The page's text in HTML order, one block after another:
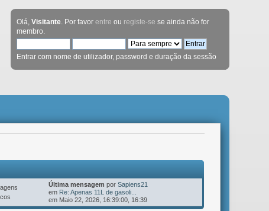
Olá, Visitante. Por favor entre ou registe-se se ainda não for
membro.
Entrar com nome de utilizador, password e duração da sessão
Última mensagem por Sapiens21
em Re: Apenas 11L de gasoli...
em Maio 22, 2026, 16:39:00, 16:39